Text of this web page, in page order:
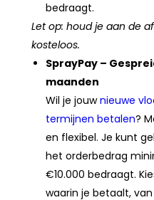
bedraagt.
Let op: houd je aan de
kosteloos.
SprayPay –
maanden
Wil je jouwnieuwe
termijnen betalen?
en flexibel. Je kunt
het orderbedrag
€10.000 bedraagt.
waarin je betaalt,